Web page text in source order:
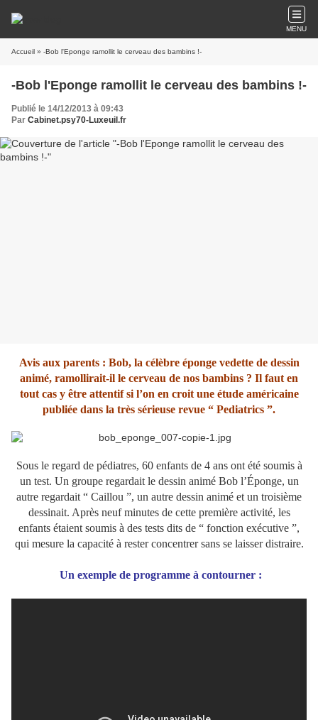
MENU
Accueil » -Bob l'Eponge ramollit le cerveau des bambins !-
-Bob l'Eponge ramollit le cerveau des bambins !-
Publié le 14/12/2013 à 09:43
Par Cabinet.psy70-Luxeuil.fr
Avis aux parents : Bob, la célèbre éponge vedette de dessin
animé, ramollirait-il le cerveau de nos bambins ? Il faut en
tout cas y être attentif si l’on en croit une étude américaine
publiée dans la très sérieuse revue “ Pediatrics ”.
Sous le regard de pédiatres, 60 enfants de 4 ans ont été soumis à
un test. Un groupe regardait le dessin animé Bob l’Éponge, un
autre regardait “ Caillou ”, un autre dessin animé et un troisième
dessinait. Après neuf minutes de cette première activité, les
enfants étaient soumis à des tests dits de “ fonction exécutive ”,
qui mesure la capacité à rester concentrer sans se laisser distraire.
Un exemple de programme à contourner :